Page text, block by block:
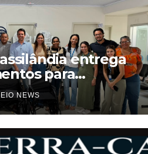
entrega
para
na rede
NEWS